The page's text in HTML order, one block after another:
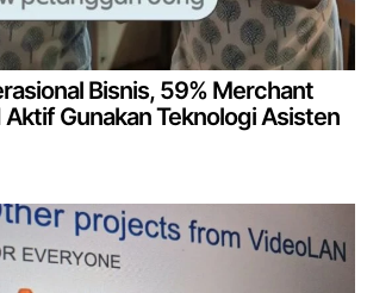
Bisnis, 59% Merchant
Aktif Gunakan Teknologi Asisten